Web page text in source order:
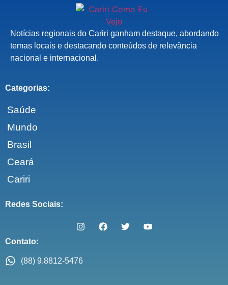
Notícias regionais do Cariri ganham destaque, abordando
temas locais e destacando conteúdos de relevância
nacional e internacional.
Categorias:
Saúde
Mundo
Brasil
Ceará
Cariri
Redes Sociais:
Contato:
(88) 9.8812-5476